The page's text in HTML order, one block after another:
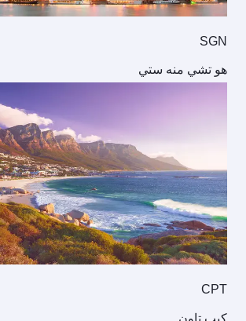
SGN
هو تشي منه ستي
CPT
كيب تاون